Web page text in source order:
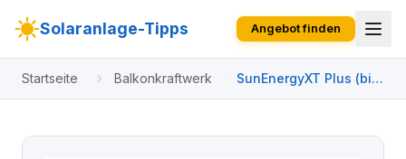
Solaranlage-Tipps Angebot finden
Startseite Balkonkraftwerk
SunEnergyXT Plus (bis
17,2 kWh) Konfigurator
15,05 kWh / Trina 440